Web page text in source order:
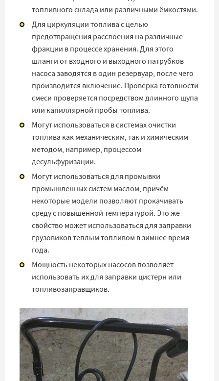
топливного склада или различными ёмкостями.
Для циркуляции топлива с целью
предотвращения расслоения на различные
фракции в процессе хранения. Для этого
шланги от входного и выходного патрубков
насоса заводятся в один резервуар, после чего
производится включение. Проверка готовности
смеси проверяется посредством длинного щупа
или капиллярной пробы топлива.
Могут использоваться в системах очистки
топлива как механическим, так и химическим
методом, например, процессом
десульфуризации.
Могут использоваться для промывки
промышленных систем маслом, причём
некоторые модели позволяют прокачивать
среду с повышенной температурой. Это же
свойство может использоваться для заправки
грузовиков теплым топливом в зимнее время
года.
Мощность некоторых насосов позволяет
использовать их для заправки цистерн или
топливозаправщиков.